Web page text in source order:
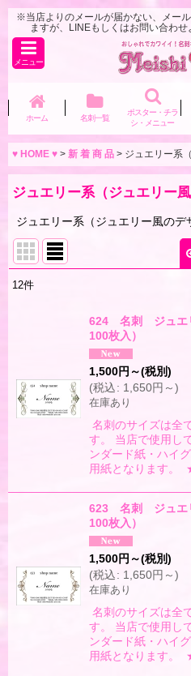
※当店よりのメールが届かない、メー
ますが、LINEもしくはお問い合わせ
メニュー
ホーム 名刺一覧
ポスター・チラ
シ・メニュー
♥ HOME ♥ > 新 着 商 品 > ジュエリー系
ジュエリー系（ジュエリー風
ジュエリー系（ジュエリー風のデ
絞り込
12件
624 名刺 ジュエ
100枚入）
1,500円 ～(税別)
(税込: 1,650円 ～)
在庫あり
名刺のサイズは全
す。 当店で使用し
ンダード紙・ハイ
用紙となります。
623 名刺 ジュエ
100枚入）
1,500円 ～(税別)
(税込: 1,650円 ～)
在庫あり
名刺のサイズは全
す。 当店で使用し
ンダード紙・ハイ
用紙となります。